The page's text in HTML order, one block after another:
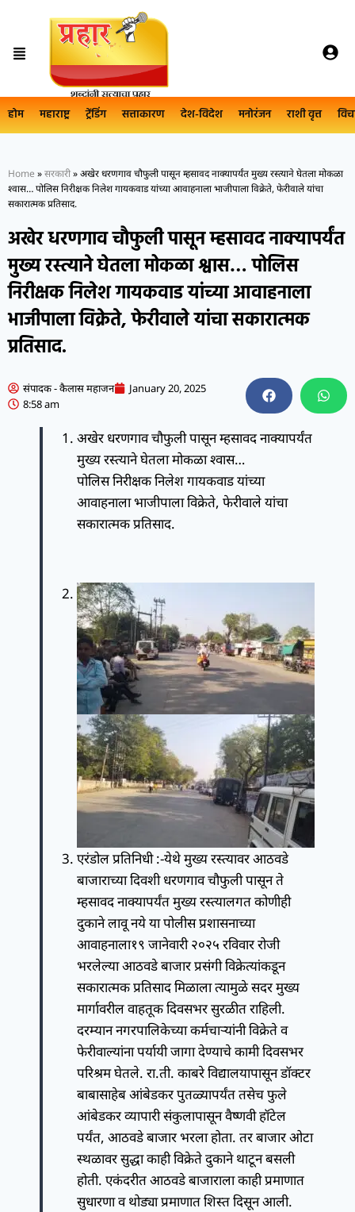
होम महाराष्ट्र ट्रेंडिंग सत्ताकारण देश-विदेश मनोरंजन राशी वृत्त
Home »सरकारी»अखेर धरणगाव चौफुली पासून म्हसावद नाक्यापर्यंत मुख्य रस्त्याने घेतला मोकळा
श्वास… पोलिस निरीक्षक निलेश गायकवाड यांच्या आवाहनाला भाजीपाला विक्रेते, फेरीवाले यांचा
सकारात्मक प्रतिसाद.
अखेर धरणगाव चौफुली पासून म्हसावद नाक्यापर्यंत
मुख्य रस्त्याने घेतला मोकळा श्वास… पोलिस
निरीक्षक निलेश गायकवाड यांच्या आवाहनाला
भाजीपाला विक्रेते, फेरीवाले यांचा सकारात्मक
प्रतिसाद.
संपादक - कैलास महाजन
January 20, 2025
8:58 am
अखेर धरणगाव चौफुली पासून म्हसावद नाक्यापर्यंत
मुख्य रस्त्याने घेतला मोकळा श्वास…
पोलिस निरीक्षक निलेश गायकवाड यांच्या
आवाहनाला भाजीपाला विक्रेते, फेरीवाले यांचा
सकारात्मक प्रतिसाद.
एरंडोल प्रतिनिधी :-येथे मुख्य रस्त्यावर आठवडे
बाजाराच्या दिवशी धरणगाव चौफुली पासून ते
म्हसावद नाक्यापर्यंत मुख्य रस्त्यालगत कोणीही
दुकाने लावू नये या पोलीस प्रशासनाच्या
आवाहनाला१९ जानेवारी २०२५ रविवार रोजी
भरलेल्या आठवडे बाजार प्रसंगी विक्रेत्यांकडून
सकारात्मक प्रतिसाद मिळाला त्यामुळे सदर मुख्य
मार्गावरील वाहतूक दिवसभर सुरळीत राहिली.
दरम्यान नगरपालिकेच्या कर्मचाऱ्यांनी विक्रेते व
फेरीवाल्यांना पर्यायी जागा देण्याचे कामी दिवसभर
परिश्रम घेतले. रा.ती. काबरे विद्यालयापासून डॉक्टर
बाबासाहेब आंबेडकर पुतळ्यापर्यंत तसेच फुले
आंबेडकर व्यापारी संकुलापासून वैष्णवी हॉटेल
पर्यंत, आठवडे बाजार भरला होता. तर बाजार ओटा
स्थळावर सुद्धा काही विक्रेते दुकाने थाटून बसली
होती. एकंदरीत आठवडे बाजाराला काही प्रमाणात
सुधारणा व थोड्या प्रमाणात शिस्त दिसून आली.